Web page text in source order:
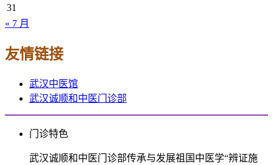
31
« 7 月
友情链接
武汉中医馆
武汉诚顺和中医门诊部
门诊特色
武汉诚顺和中医门诊部传承与发展祖国中医学“辨证施